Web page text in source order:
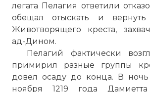
легата Пелагия ответили
обещал отыскать и
Животворящего креста,
ад-Дином.
Пелагий фактически
примирил разные группы
довел осаду до конца. В
ноября 1219 года